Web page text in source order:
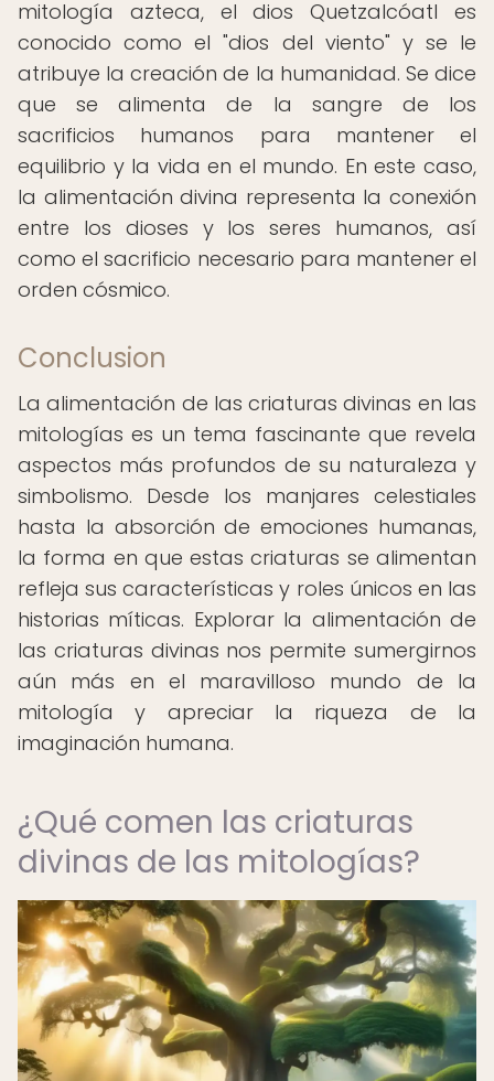
mitología azteca, el dios Quetzalcóatl es
conocido como el "dios del viento" y se le
atribuye la creación de la humanidad. Se dice
que se alimenta de la sangre de los
sacrificios humanos para mantener el
equilibrio y la vida en el mundo. En este caso,
la alimentación divina representa la conexión
entre los dioses y los seres humanos, así
como el sacrificio necesario para mantener el
orden cósmico.
Conclusion
La alimentación de las criaturas divinas en las
mitologías es un tema fascinante que revela
aspectos más profundos de su naturaleza y
simbolismo. Desde los manjares celestiales
hasta la absorción de emociones humanas,
la forma en que estas criaturas se alimentan
refleja sus características y roles únicos en las
historias míticas. Explorar la alimentación de
las criaturas divinas nos permite sumergirnos
aún más en el maravilloso mundo de la
mitología y apreciar la riqueza de la
imaginación humana.
¿Qué comen las criaturas
divinas de las mitologías?